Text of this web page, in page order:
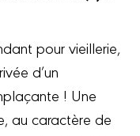
pour vieillerie,
d’un
! Une
au caractère de